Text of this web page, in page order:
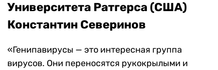
Университета Ратгерса (США)
Константин Северинов
«Генипавирусы — это интересная группа
вирусов. Они переносятся рукокрылыми и